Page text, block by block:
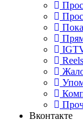
Reels
Вконтакте